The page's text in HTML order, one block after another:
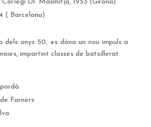
Dr. Masmitjà, 1953 (Girona)
( Barcelona)
dels anys 50, es dóna un nou impuls a
impartint classes de batxillerat.
Farners